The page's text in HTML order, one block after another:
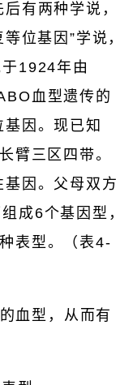
有两种学说，
位基因”学说，
1924年由
血型遗传的
因。现已知
臂三区四带。
因。父母双方
成6个基因型，
表型。（表4-
血型，从而有